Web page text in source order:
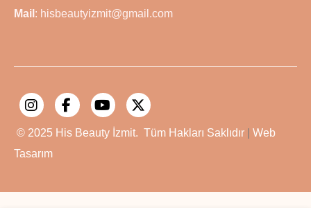
Mail : hisbeautyizmit@gmail.com
© 2025 His Beauty İzmit. Tüm Hakları Saklıdır
Web
Tasarım